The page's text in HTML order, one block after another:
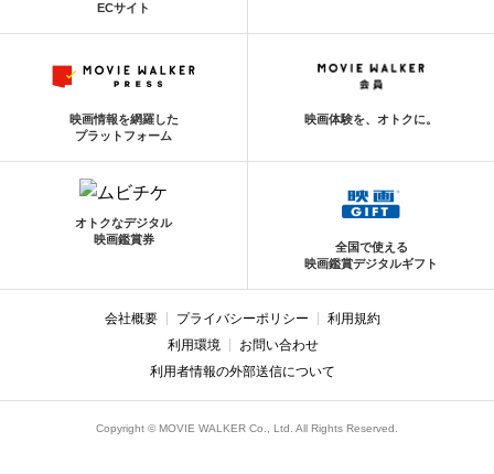
ECサイト
映画情報を網羅した
プラットフォーム
映画体験を、オトクに。
オトクなデジタル
映画鑑賞券
全国で使える
映画鑑賞デジタルギフト
会社概要 プライバシーポリシー
利用規約
利用環境
お問い合わせ
利用者情報の外部送信について
Copyright © MOVIE WALKER Co., Ltd. All Rights Reserved.